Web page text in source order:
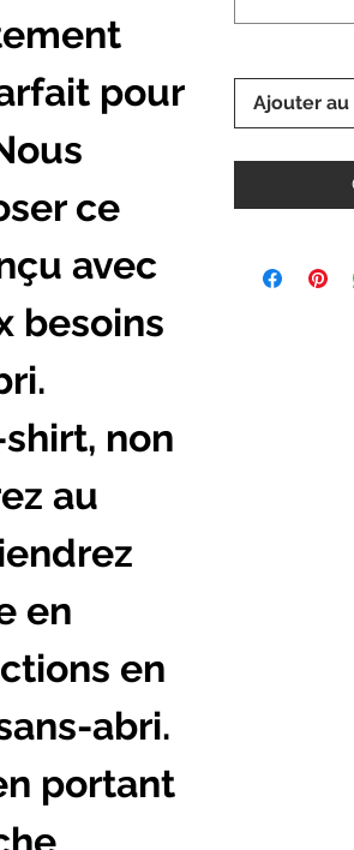
pour
ce
avec
besoins
non
au
en
en
abri.
portant
Ajouter au